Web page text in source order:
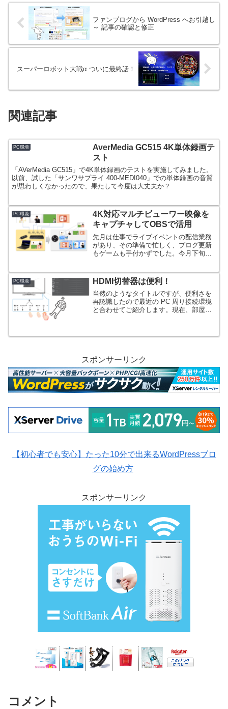
ファンブログから WordPress へお引越し
～ 記事の確認と修正
スーパーロボット大戦α ついに最終話！
関連記事
PC環境
AverMedia GC515 4K単体録画テ
スト
「AVerMedia GC515」で4K単体録画のテストを実施してみました。
以前、試した「サンワサプライ 400-MEDI040」での単体録画の音質
が思わしくなかったので、果たして今度は大丈夫か？
PC環境
4K対応マルチビューワー映像を
キャプチャしてOBSで活用
先月は仕事でライブイベントの配信業務
があり、その準備で忙しく、ブログ更新
もゲームも手付かずでした。今月下旬に
具体的な仕掛けを準備してくれているの
で一安心です。とい...
PC環境 HDMI切替器は便利！
当然のようなタイトルですが、便利さを
再認識したので最近の PC 周り接続環境
と合わせてご紹介します。現在、部屋に
スポンサーリンク
【初心者でも安心】たった10分で出来るWordPressブロ
グの始め方
スポンサーリンク
コメント